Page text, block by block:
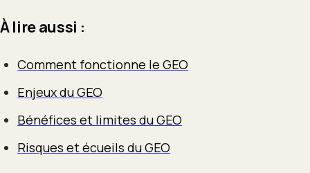
À lire aussi :
Comment fonctionne le GEO
Enjeux du GEO
Bénéfices et limites du GEO
Risques et écueils du GEO